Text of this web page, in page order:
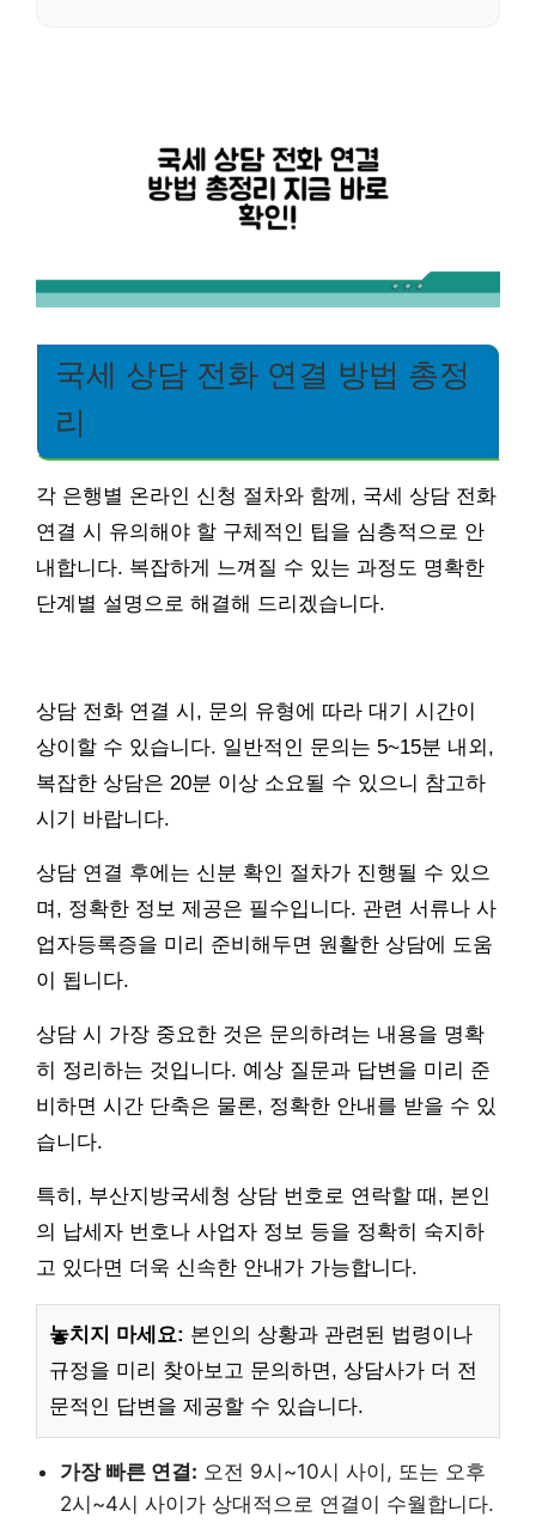
국세 상담 전화 연결 방법 총정
리
각 은행별 온라인 신청 절차와 함께, 국세 상담 전화
연결 시 유의해야 할 구체적인 팁을 심층적으로 안
내합니다. 복잡하게 느껴질 수 있는 과정도 명확한
단계별 설명으로 해결해 드리겠습니다.
상담 전화 연결 시, 문의 유형에 따라 대기 시간이
상이할 수 있습니다. 일반적인 문의는 5~15분 내외,
복잡한 상담은 20분 이상 소요될 수 있으니 참고하
시기 바랍니다.
상담 연결 후에는 신분 확인 절차가 진행될 수 있으
며, 정확한 정보 제공은 필수입니다. 관련 서류나 사
업자등록증을 미리 준비해두면 원활한 상담에 도움
이 됩니다.
상담 시 가장 중요한 것은 문의하려는 내용을 명확
히 정리하는 것입니다. 예상 질문과 답변을 미리 준
비하면 시간 단축은 물론, 정확한 안내를 받을 수 있
습니다.
특히, 부산지방국세청 상담 번호로 연락할 때, 본인
의 납세자 번호나 사업자 정보 등을 정확히 숙지하
고 있다면 더욱 신속한 안내가 가능합니다.
놓치지 마세요: 본인의 상황과 관련된 법령이나
규정을 미리 찾아보고 문의하면, 상담사가 더 전
문적인 답변을 제공할 수 있습니다.
가장 빠른 연결: 오전 9시~10시 사이, 또는 오후
2시~4시 사이가 상대적으로 연결이 수월합니다.